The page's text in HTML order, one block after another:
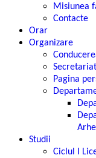
Misiunea
Contacte
Orar
Organizare
Secretariat
Pagina
Studii
Ciclul I